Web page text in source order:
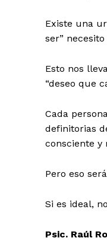
Existe una
ser”
Esto nos
“deseo que
Cada
definitorias
consciente y
Pero eso
Si es ideal,
Psic. Raúl